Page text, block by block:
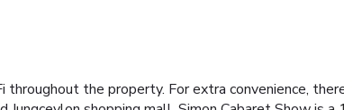
the property. For extra convenience,